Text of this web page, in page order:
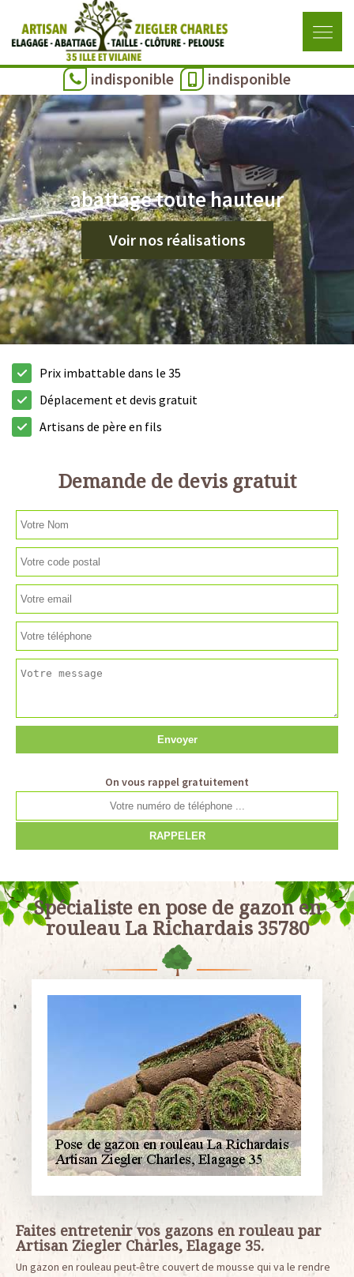
indisponible indisponible
abattage toute hauteur
Voir nos réalisations
Prix imbattable dans le 35
Déplacement et devis gratuit
Artisans de père en fils
Demande de devis gratuit
On vous rappel gratuitement
Spécialiste en pose de gazon en
rouleau La Richardais 35780
Faites entretenir vos gazons en rouleau par
Artisan Ziegler Charles, Elagage 35.
Un gazon en rouleau peut-être couvert de mousse qui va le rendre